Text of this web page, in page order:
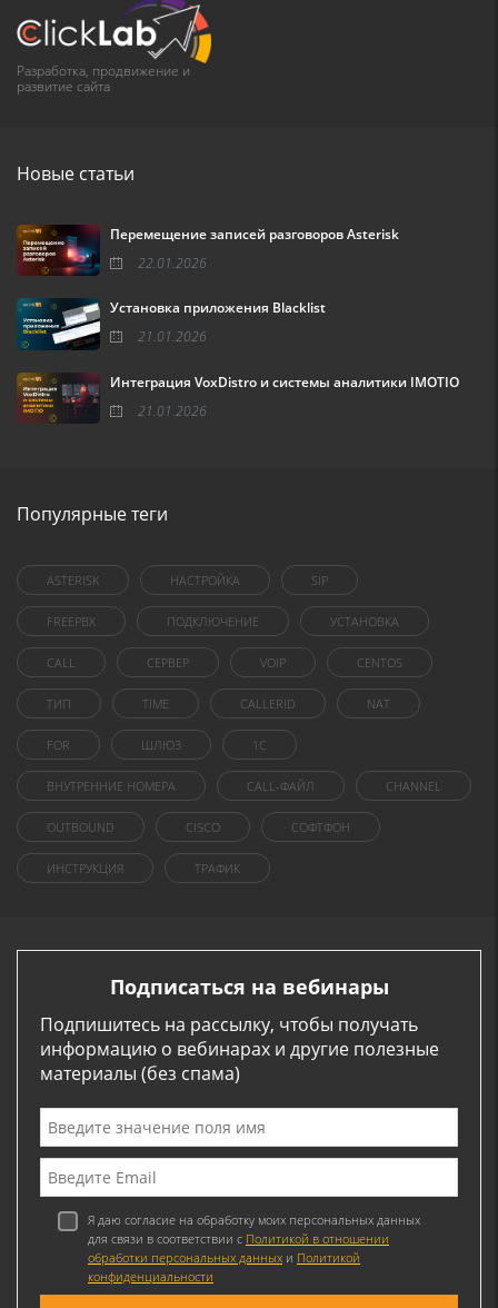
Разработка, продвижение и
развитие сайта
Новые статьи
Перемещение записей разговоров Asterisk
22.01.2026
Установка приложения Blacklist
21.01.2026
Интеграция VoxDistro и системы аналитики IMOTIO
21.01.2026
Популярные теги
ASTERISK НАСТРОЙКА SIP
FREEPBX ПОДКЛЮЧЕНИЕ УСТАНОВКА
CALL СЕРВЕР VOIP CENTOS
ТИП TIME CALLERID NAT
FOR ШЛЮЗ 1C
ВНУТРЕННИЕ НОМЕРА CALL-ФАЙЛ CHANNEL
OUTBOUND CISCO СОФТФОН
ИНСТРУКЦИЯ ТРАФИК
Подписаться на вебинары
Подпишитесь на рассылку, чтобы получать
информацию о вебинарах и другие полезные
материалы (без спама)
Я даю согласие на обработку моих персональных данных
для связи в соответствии с Политикой в отношении
обработки персональных данных и Политикой
конфиденциальности